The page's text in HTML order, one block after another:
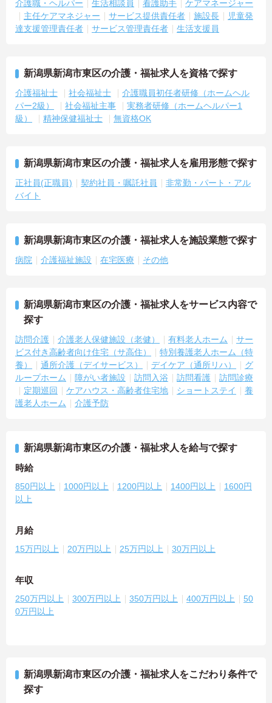
介護職・ヘルパー 生活相談員 看護助手
ケアマネージャー
主任ケアマネジャー
サービス提供責任者 施設長
児童発
達支援管理責任者
サービス管理責任者 生活支援員
新潟県新潟市東区の介護・福祉求人を資格で探す
介護福祉士 社会福祉士
介護職員初任者研修（ホームヘル
パー2級）
社会福祉主事
実務者研修（ホームヘルパー1
級）
精神保健福祉士 無資格OK
新潟県新潟市東区の介護・福祉求人を雇用形態で探す
正社員(正職員) 契約社員・嘱託社員
非常勤・パート・アル
バイト
新潟県新潟市東区の介護・福祉求人を施設業態で探す
病院 介護福祉施設 在宅医療 その他
新潟県新潟市東区の介護・福祉求人をサービス内容で
探す
訪問介護 介護老人保健施設（老健） 有料老人ホーム
サー
ビス付き高齢者向け住宅（サ高住）
特別養護老人ホーム（特
養）
通所介護（デイサービス） デイケア（通所リハ）
グ
ループホーム
障がい者施設 訪問入浴 訪問看護
訪問診療
定期巡回
ケアハウス・高齢者住宅地 ショートステイ
養
護老人ホーム
介護予防
新潟県新潟市東区の介護・福祉求人を給与で探す
時給
850円以上 1000円以上 1200円以上 1400円以上
1600円
以上
月給
15万円以上 20万円以上 25万円以上 30万円以上
年収
250万円以上 300万円以上 350万円以上 400万円以上
50
0万円以上
新潟県新潟市東区の介護・福祉求人をこだわり条件で
探す